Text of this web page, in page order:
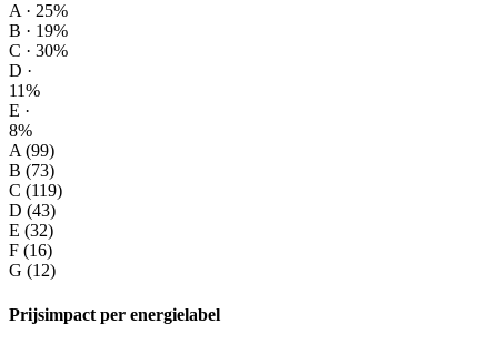
A · 25%
B · 19%
C · 30%
D ·
11%
E ·
8%
A (99)
B (73)
C (119)
D (43)
E (32)
F (16)
G (12)
Prijsimpact per energielabel